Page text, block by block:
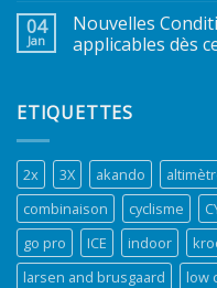
04
Jan
Nouvelles
applicables dès
ETIQUETTES
2x 3X akando
combinaison
cyclisme
go pro
ICE indoor
larsen and brusgaard
low